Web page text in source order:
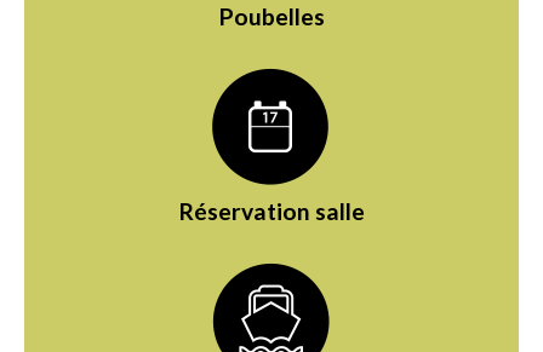
Poubelles
Réservation salle